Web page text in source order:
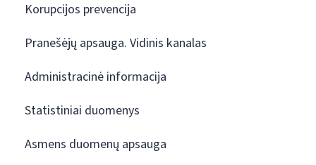
Korupcijos prevencija
Pranešėjų apsauga. Vidinis kanalas
Administracinė informacija
Statistiniai duomenys
Asmens duomenų apsauga